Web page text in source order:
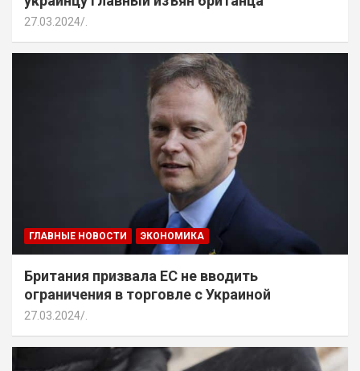
27.03.2024 .
ГЛАВНЫЕ НОВОСТИ ЭКОНОМИКА
Британия призвала ЕС не вводить
ограничения в торговле с Украиной
27.03.2024